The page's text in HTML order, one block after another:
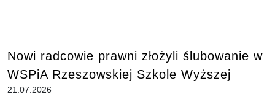
Nowi radcowie prawni złożyli ślubowanie w
WSPiA Rzeszowskiej Szkole Wyższej
21.07.2026